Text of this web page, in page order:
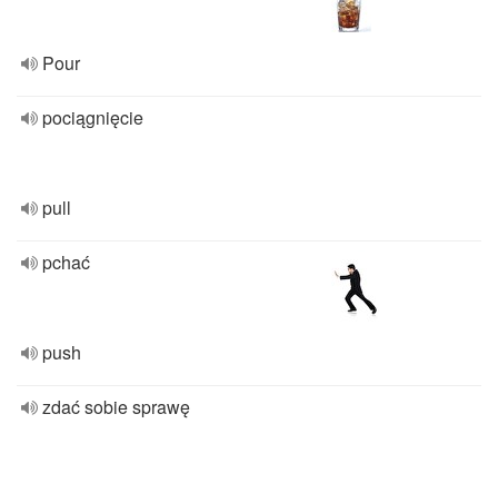
Pour
pociągnięcie
pull
pchać
push
zdać sobie sprawę